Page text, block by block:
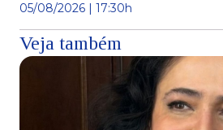
05/08/2026 | 17:30h
Veja também